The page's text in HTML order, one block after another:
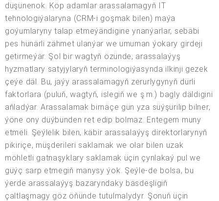
düşünenok. Köp adamlar arassalamagyň IT
tehnologiýalaryna (CRM-i goşmak bilen) maýa
goýumlaryny talap etmeýändigine ynanýarlar, sebäbi
pes hünärli zähmet ulanýar we umuman ýokary girdeji
getirmeýär. Şol bir wagtyň özünde, arassalaýyş
hyzmatlary satyjylaryň terminologiýasynda ilkinji gezek
çeýe däl. Bu, jaýy arassalamagyň zerurlygynyň dürli
faktorlara (puluň, wagtyň, islegiň we ş.m.) bagly däldigini
aňladýar. Arassalamak birnäçe gün yza süýşürilip bilner,
ýöne ony düýbünden ret edip bolmaz. Entegem muny
etmeli. Şeýlelik bilen, käbir arassalaýyş direktorlarynyň
pikiriçe, müşderileri saklamak we olar bilen uzak
möhletli gatnaşyklary saklamak üçin çynlakaý pul we
güýç sarp etmegiň manysy ýok. Şeýle-de bolsa, bu
ýerde arassalaýyş bazaryndaky bäsdeşligiň
çaltlaşmagy göz öňünde tutulmalydyr. Şonuň üçin